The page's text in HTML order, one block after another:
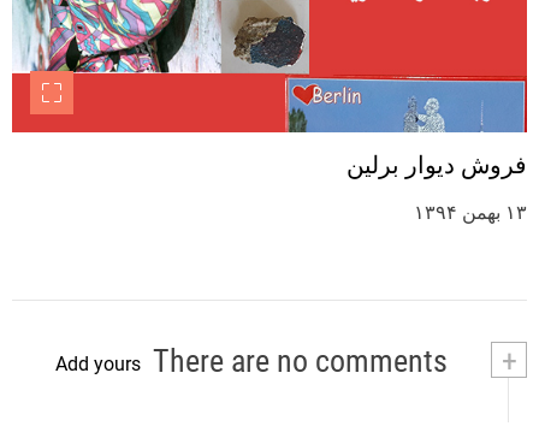
فروش دیوار برلین
۱۳ بهمن ۱۳۹۴
+
Add yours